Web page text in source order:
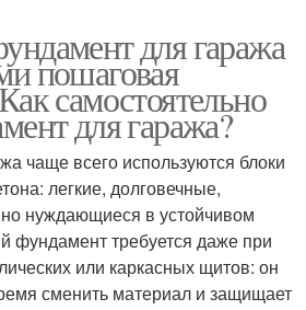
для гаража
пошаговая
самостоятельно
для гаража?
чаще всего используются блоки
легкие, долговечные,
нуждающиеся в устойчивом
фундамент требуется даже при
или каркасных щитов: он
сменить материал и защищает